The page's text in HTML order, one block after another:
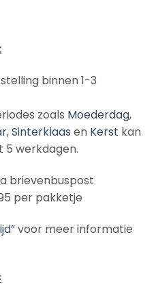
binnen 1-3
zoals Moederdag,
,Sinterklaas en Kerst kan
5 werkdagen.
brievenbuspost
per pakketje
voor meer informatie